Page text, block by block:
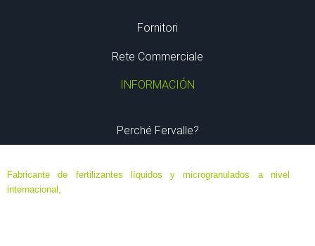
Fornitori
Rete Commerciale
INFORMACIÓN
Perché Fervalle?
Fabricante de fertilizantes líquidos y microgranulados a nivel
internacional,